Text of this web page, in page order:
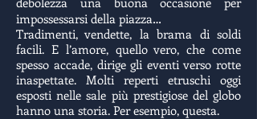
impossessarsi della piazza…
Tradimenti, vendette, la brama di soldi
facili. E l’amore, quello vero, che come
spesso accade, dirige gli eventi verso rotte
inaspettate. Molti reperti etruschi oggi
esposti nelle sale più prestigiose del globo
hanno una storia. Per esempio, questa.